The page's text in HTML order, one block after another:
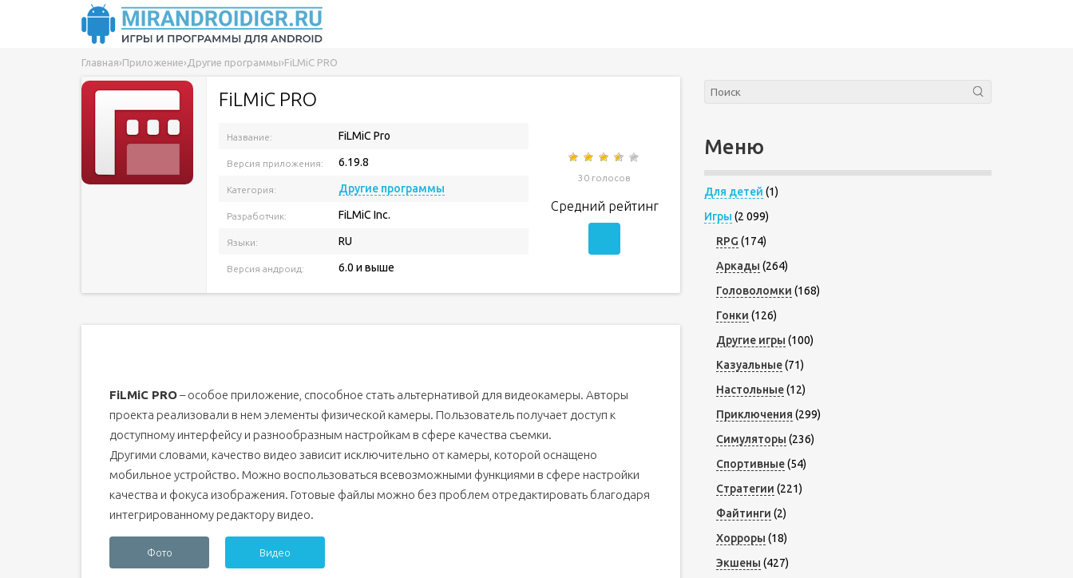
Главная›Приложение› Другие программы›FiLMiC PRO
FiLMiC PRO
Название: FiLMiC Pro
Версия приложения: 6.19.8
Категория: Другие программы
Разработчик: FiLMiC Inc.
Языки: RU
Версия андроид: 6.0 и выше
30 голосов
Средний рейтинг
FiLMiC PRO– особое приложение, способное стать альтернативой для видеокамеры. Авторы
проекта реализовали в нем элементы физической камеры. Пользователь получает доступ к
доступному интерфейсу и разнообразным настройкам в сфере качества съемки.
Другими словами, качество видео зависит исключительно от камеры, которой оснащено
мобильное устройство. Можно воспользоваться всевозможными функциями в сфере настройки
качества и фокуса изображения. Готовые файлы можно без проблем отредактировать благодаря
интегрированному редактору видео.
Фото Видео
Меню
Для детей (1)
Игры (2 099)
RPG (174)
Аркады (264)
Головоломки (168)
Гонки (126)
Другие игры (100)
Казуальные(71)
Настольные(12)
Приключения (299)
Симуляторы (236)
Спортивные(54)
Стратегии (221)
Файтинги (2)
Хорроры (18)
Экшены (427)